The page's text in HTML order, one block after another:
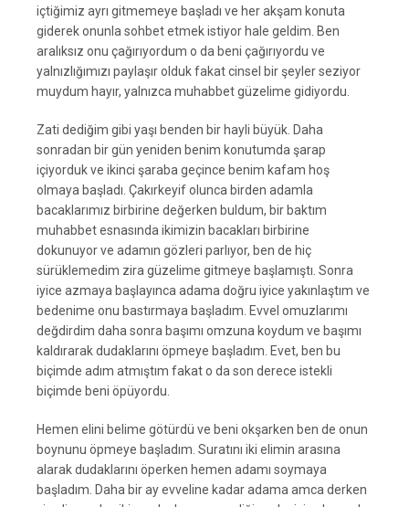
içtiğimiz ayrı gitmemeye başladı ve her akşam konuta
giderek onunla sohbet etmek istiyor hale geldim. Ben
aralıksız onu çağırıyordum o da beni çağırıyordu ve
yalnızlığımızı paylaşır olduk fakat cinsel bir şeyler seziyor
muydum hayır, yalnızca muhabbet güzelime gidiyordu.
Zati dediğim gibi yaşı benden bir hayli büyük. Daha
sonradan bir gün yeniden benim konutumda şarap
içiyorduk ve ikinci şaraba geçince benim kafam hoş
olmaya başladı. Çakırkeyif olunca birden adamla
bacaklarımız birbirine değerken buldum, bir baktım
muhabbet esnasında ikimizin bacakları birbirine
dokunuyor ve adamın gözleri parlıyor, ben de hiç
sürüklemedim zira güzelime gitmeye başlamıştı. Sonra
iyice azmaya başlayınca adama doğru iyice yakınlaştım ve
bedenime onu bastırmaya başladım. Evvel omuzlarımı
değdirdim daha sonra başımı omzuna koydum ve başımı
kaldırarak dudaklarını öpmeye başladım. Evet, ben bu
biçimde adım atmıştım fakat o da son derece istekli
biçimde beni öpüyordu.
Hemen elini belime götürdü ve beni okşarken ben de onun
boynunu öpmeye başladım. Suratını iki elimin arasına
alarak dudaklarını öperken hemen adamı soymaya
başladım. Daha bir ay evveline kadar adama amca derken